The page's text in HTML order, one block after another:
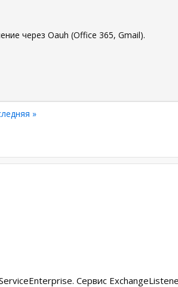
через Oauh (Office 365, Gmail).
»
Сервис